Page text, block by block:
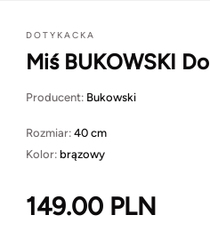
DOTYKACKA
Miś BUKOWSKI
Producent: Bukowski
Rozmiar: 40 cm
Kolor: brązowy
149.00 PLN